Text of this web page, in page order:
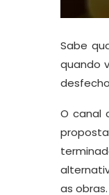
Sabe
quando
O canal
as obras.